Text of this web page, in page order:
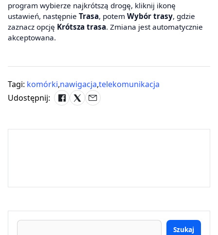
program wybierze najkrótszą drogę, kliknij ikonę
ustawień, następnie Trasa, potem Wybór trasy, gdzie
zaznacz opcję Krótsza trasa. Zmiana jest automatycznie
akceptowana.
Tagi: komórki,nawigacja,telekomunikacja
Udostępnij:
Szukaj